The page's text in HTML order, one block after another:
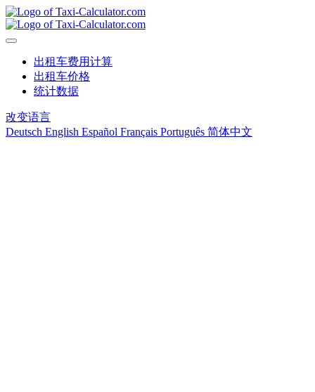
出租车费用计算
出租车价格
统计数据
改变语言
Deutsch English Español Français Português 简体中文